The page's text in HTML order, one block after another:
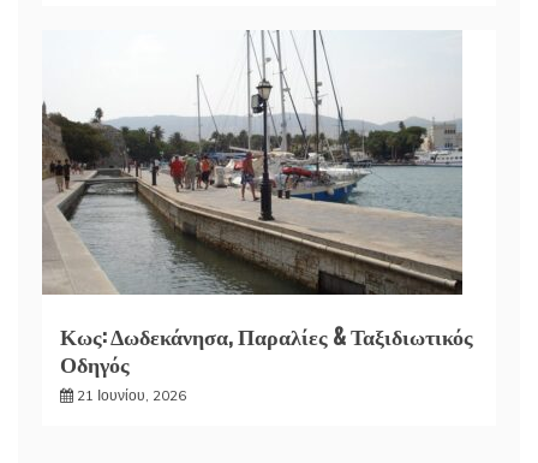
Κως: Δωδεκάνησα, Παραλίες & Ταξιδιωτικός
Οδηγός
21 Ιουνίου, 2026